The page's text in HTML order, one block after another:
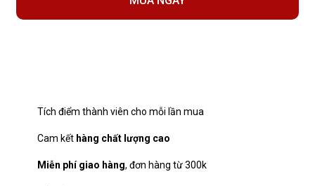
Cam kết hàng chất lượng cao
Miễn phí giao hàng, đơn hàng từ 300k
Tích điểm thành viên cho mỗi lần mua